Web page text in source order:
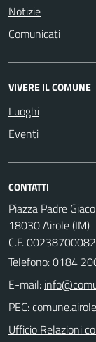
Notizie
Comunicati
VIVERE IL COMUNE
Luoghi
Eventi
CONTATTI
Piazza Padre
18030 Airole (IM)
C.F.
Telefono:0184
E-mail:
PEC:
Ufficio Relazioni